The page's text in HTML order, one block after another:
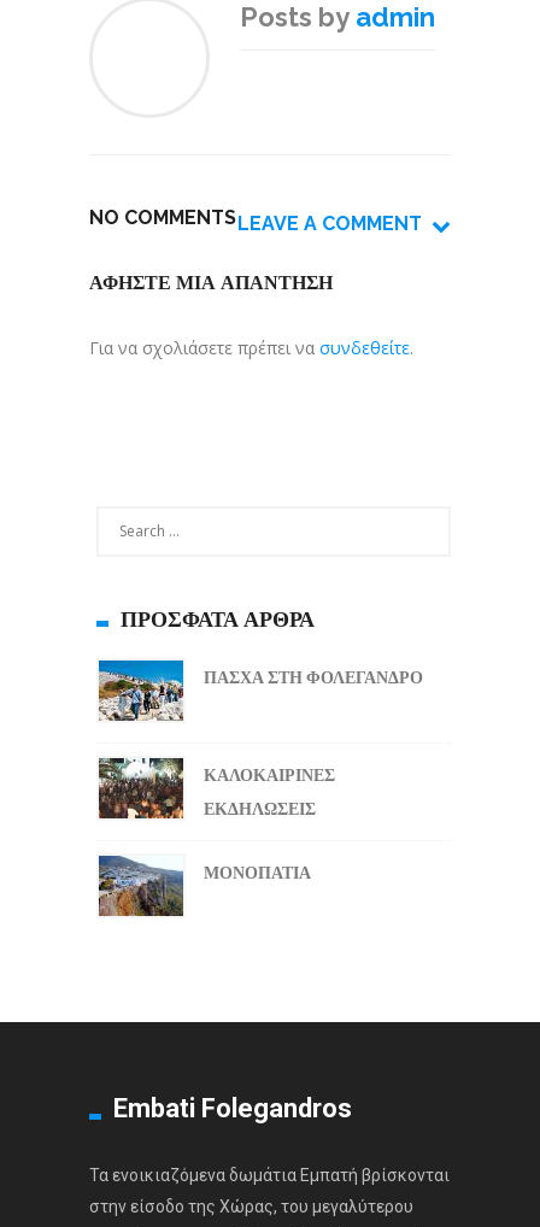
Posts by admin
NO COMMENTSLEAVE A COMMENT
ΑΦΉΣΤΕ ΜΙΑ ΑΠΆΝΤΗΣΗ
Για να σχολιάσετε πρέπει να συνδεθείτε.
ΠΡΌΣΦΑΤΑ ΆΡΘΡΑ
ΠΑΣΧΑ ΣΤΗ ΦΟΛΕΓΑΝΔΡΟ
ΚΑΛΟΚΑΙΡΙΝΕΣ
ΕΚΔΗΛΩΣΕΙΣ
ΜΟΝΟΠΑΤΙΑ
Embati Folegandros
Τα ενοικιαζόμενα δωμάτια Εμπατή βρίσκονται
στην είσοδο της Χώρας, του μεγαλύτερου